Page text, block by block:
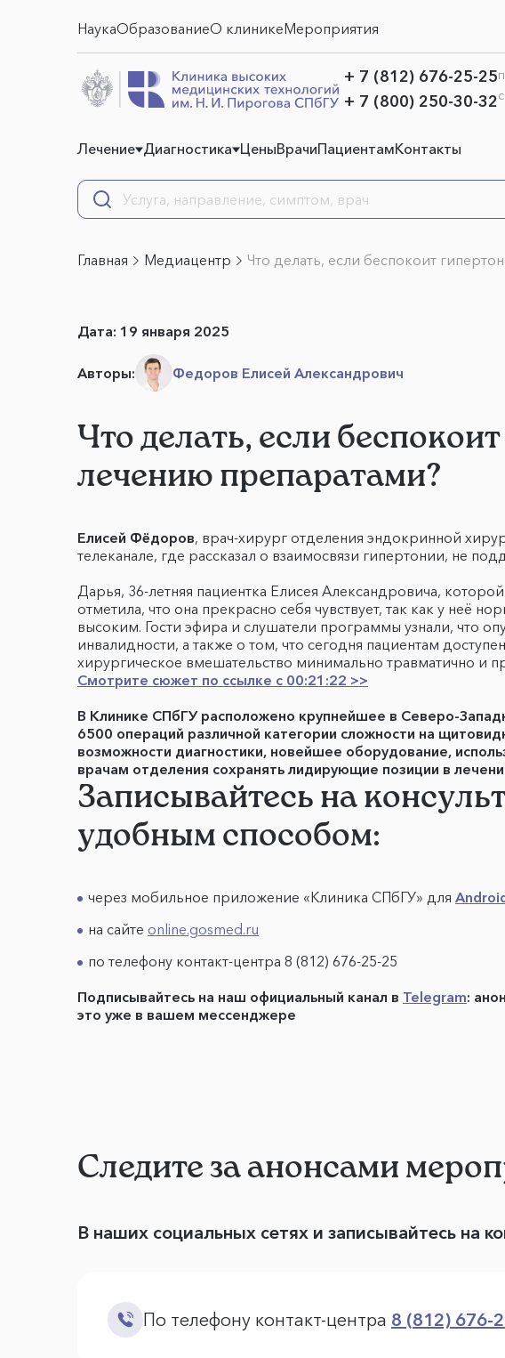
НаукаОбразованиеО клиникеМероприятия
+ 7 (812) 676-25-25
+ 7 (800) 250-30-32
Лечение Диагностика ЦеныВрачиПациентамКонтакты
Главная Медиацентр Что делать, если беспокоит
Дата: 19 января 2025
Авторы: Федоров Елисей Александрович
Что делать, если
лечению препаратами?
Елисей Фёдоров, врач-хирург отделения эндокринной
телеканале, где рассказал о взаимосвязи гипертонии, не
Дарья, 36-летняя пациентка Елисея Александровича,
отметила, что она прекрасно себя чувствует, так как у неё
высоким. Гости эфира и слушатели программы узнали, что
инвалидности, а также о том, что сегодня пациентам
хирургическое вмешательство минимально травматично и
Смотрите сюжет по ссылке с 00:21:22 >>
В Клинике СПбГУ расположено крупнейшее в Северо-
6500 операций различной категории сложности на
возможности диагностики, новейшее оборудование,
врачам отделения сохранять лидирующие позиции в
Записывайтесь на
удобным способом:
через мобильное приложение «Клиника СПбГУ» для
на сайте online.gosmed.ru
по телефону контакт-центра 8 (812) 676-25-25
Подписывайтесь на наш официальный канал в Telegram:
это уже в вашем мессенджере
Следите за анонсами
В наших социальных сетях и записывайтесь на
По телефону контакт-центра 8 (812) 676-